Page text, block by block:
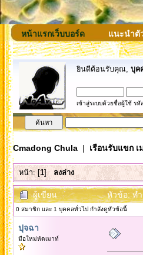
หน้าแรกเว็บบอร์ด แนะนำตั
ยินดีต้อนรับคุณ, บุค
เข้าสู่ระบบด้วยชื่อผู้ใช้ รหั
Cmadong Chula| เรือนรับแขก เ
หน้า: [1] ลงล่าง
ผู้เขียน หัวข้อ: ท
0 สมาชิก และ 1 บุคคลทั่วไป กำลังดูหัวข้อนี้
ปุจฉา
มือใหม่หัดเมาท์